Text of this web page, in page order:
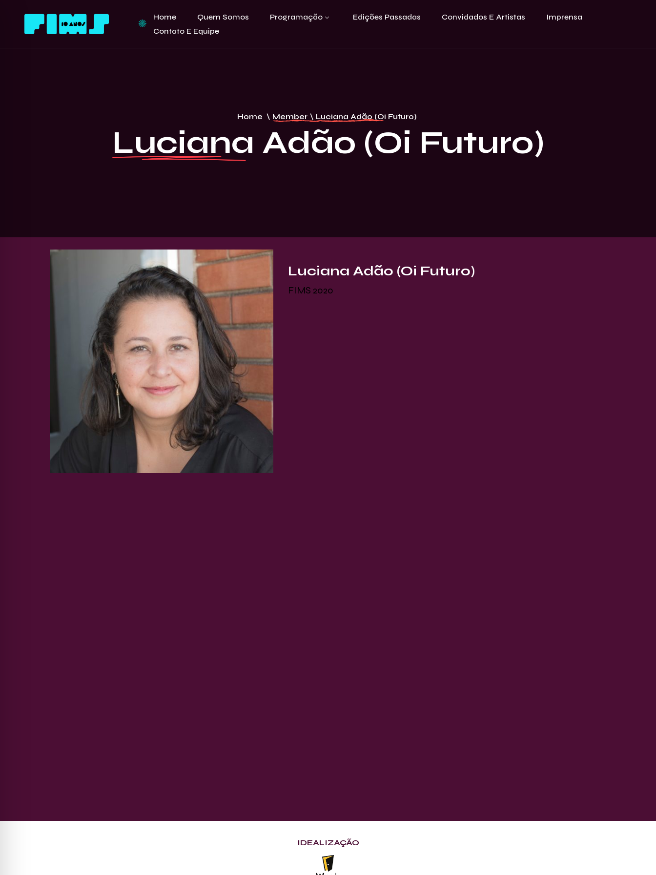
Home Quem Somos Programação Edições Passadas Convidados E Artistas
Imprensa
Contato E Equipe
Home \ Member \ Luciana Adão (Oi Futuro)
Luciana Adão (Oi Futuro)
Luciana Adão (Oi Futuro)
FIMS 2020
IDEALIZAÇÃO